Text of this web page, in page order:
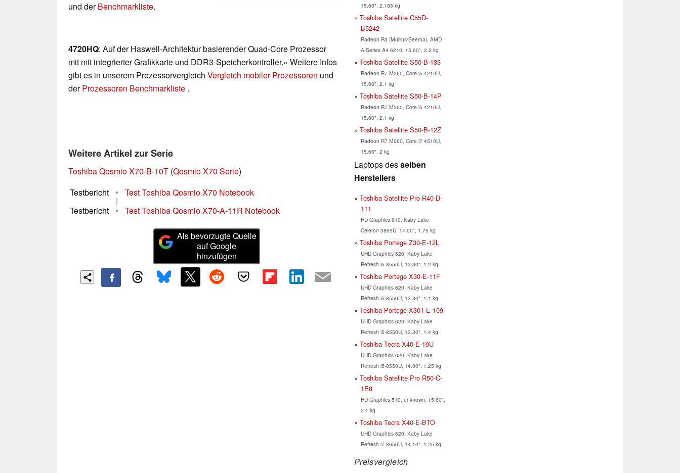
und derBenchmarkliste.
4720HQ: Auf der Haswell-Architektur basierender Quad-Core Prozessor
mit mit integrierter Grafikkarte und DDR3-Speicherkontroller.» Weitere Infos
gibt es in unserem Prozessorvergleich Vergleich mobiler Prozessoren und
derProzessoren Benchmarkliste .
Weitere Artikel zur Serie
Toshiba Qosmio X70-B-10T (Qosmio X70 Serie)
Testbericht
• Test Toshiba Qosmio X70 Notebook
|
Testbericht
• Test Toshiba Qosmio X70-A-11R Notebook
Als bevorzugte Quelle
auf Google
hinzufügen
15.60", 2.185 kg
Toshiba Satellite C55D-
B5242
Radeon R3 (Mullins/Beema), AMD
A-Series A4-6210, 15.60", 2.2 kg
Toshiba Satellite S50-B-133
Radeon R7 M260, Core i5 4210U,
15.60", 2.1 kg
Toshiba Satellite S50-B-14P
Radeon R7 M260, Core i5 4210U,
15.60", 2.1 kg
Toshiba Satellite S50-B-12Z
Radeon R7 M260, Core i7 4510U,
15.60", 2 kg
Laptops desselben
Herstellers
Toshiba Satellite Pro R40-D-
111
HD Graphics 610, Kaby Lake
Celeron 3865U, 14.00", 1.75 kg
Toshiba Portege Z30-E-12L
UHD Graphics 620, Kaby Lake
Refresh i5-8550U, 13.30", 1.2 kg
Toshiba Portege X30-E-11F
UHD Graphics 620, Kaby Lake
Refresh i5-8550U, 13.30", 1.1 kg
Toshiba Portege X30T-E-109
UHD Graphics 620, Kaby Lake
Refresh i5-8550U, 13.30", 1.4 kg
Toshiba Tecra X40-E-10U
UHD Graphics 620, Kaby Lake
Refresh i5-8550U, 14.00", 1.25 kg
Toshiba Satellite Pro R50-C-
1E8
HD Graphics 510, unknown, 15.60",
2.1 kg
Toshiba Tecra X40-E-BTO
UHD Graphics 620, Kaby Lake
Refresh i7-8650U, 14.10", 1.25 kg
Preisvergleich